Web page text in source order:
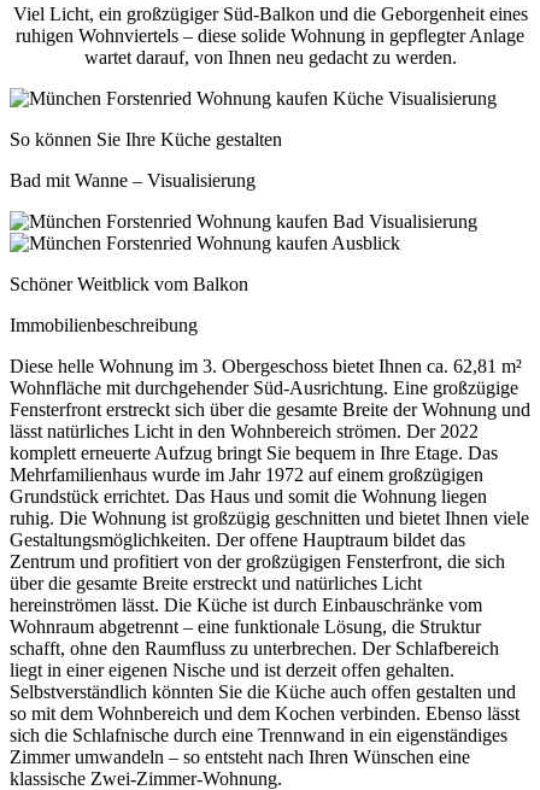
Viel Licht, ein großzügiger Süd-Balkon und die Geborgenheit eines
ruhigen Wohnviertels – diese solide Wohnung in gepflegter Anlage
wartet darauf, von Ihnen neu gedacht zu werden.
So können Sie Ihre Küche gestalten
Bad mit Wanne – Visualisierung
Schöner Weitblick vom Balkon
Immobilienbeschreibung
Diese helle Wohnung im 3. Obergeschoss bietet Ihnen ca. 62,81 m²
Wohnfläche mit durchgehender Süd-Ausrichtung. Eine großzügige
Fensterfront erstreckt sich über die gesamte Breite der Wohnung und
lässt natürliches Licht in den Wohnbereich strömen. Der 2022
komplett erneuerte Aufzug bringt Sie bequem in Ihre Etage. Das
Mehrfamilienhaus wurde im Jahr 1972 auf einem großzügigen
Grundstück errichtet. Das Haus und somit die Wohnung liegen
ruhig. Die Wohnung ist großzügig geschnitten und bietet Ihnen viele
Gestaltungsmöglichkeiten. Der offene Hauptraum bildet das
Zentrum und profitiert von der großzügigen Fensterfront, die sich
über die gesamte Breite erstreckt und natürliches Licht
hereinströmen lässt. Die Küche ist durch Einbauschränke vom
Wohnraum abgetrennt – eine funktionale Lösung, die Struktur
schafft, ohne den Raumfluss zu unterbrechen. Der Schlafbereich
liegt in einer eigenen Nische und ist derzeit offen gehalten.
Selbstverständlich könnten Sie die Küche auch offen gestalten und
so mit dem Wohnbereich und dem Kochen verbinden. Ebenso lässt
sich die Schlafnische durch eine Trennwand in ein eigenständiges
Zimmer umwandeln – so entsteht nach Ihren Wünschen eine
klassische Zwei-Zimmer-Wohnung.